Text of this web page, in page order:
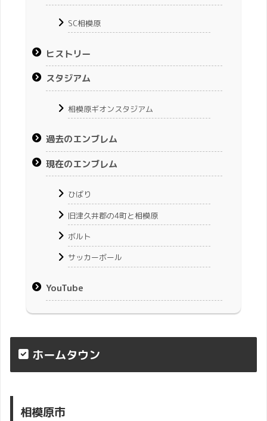
SC相模原
ヒストリー
スタジアム
相模原ギオンスタジアム
過去のエンブレム
現在のエンブレム
ひばり
旧津久井郡の4町と相模原
ボルト
サッカーボール
YouTube
ホームタウン
相模原市